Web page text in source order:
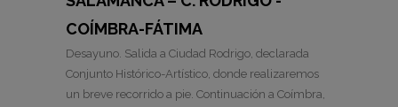
COÍMBRA-FÁTIMA
Desayuno. Salida a Ciudad Rodrigo, declarada
Conjunto Histórico-Artístico, donde realizaremos
un breve recorrido a pie. Continuación a Coímbra,